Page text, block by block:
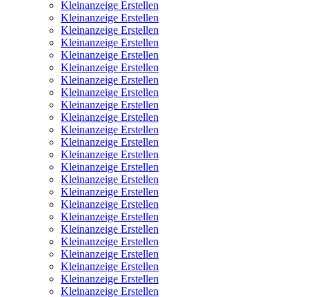
Kleinanzeige Erstellen
Kleinanzeige Erstellen
Kleinanzeige Erstellen
Kleinanzeige Erstellen
Kleinanzeige Erstellen
Kleinanzeige Erstellen
Kleinanzeige Erstellen
Kleinanzeige Erstellen
Kleinanzeige Erstellen
Kleinanzeige Erstellen
Kleinanzeige Erstellen
Kleinanzeige Erstellen
Kleinanzeige Erstellen
Kleinanzeige Erstellen
Kleinanzeige Erstellen
Kleinanzeige Erstellen
Kleinanzeige Erstellen
Kleinanzeige Erstellen
Kleinanzeige Erstellen
Kleinanzeige Erstellen
Kleinanzeige Erstellen
Kleinanzeige Erstellen
Kleinanzeige Erstellen
Kleinanzeige Erstellen